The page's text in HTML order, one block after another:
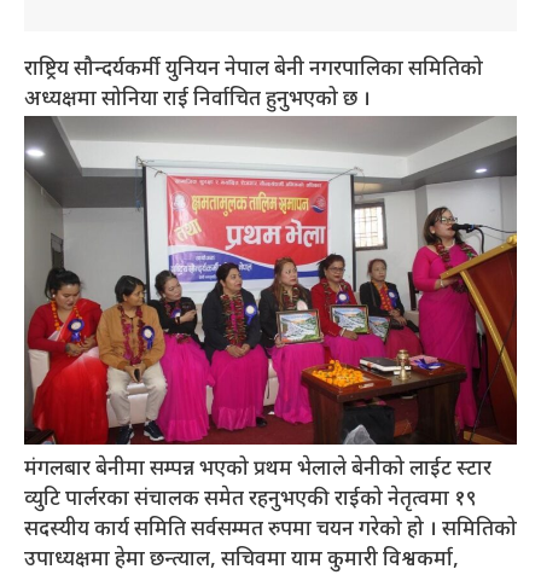
राष्ट्रिय सौन्दर्यकर्मी युनियन नेपाल बेनी नगरपालिका समितिको
अध्यक्षमा सोनिया राई निर्वाचित हुनुभएको छ ।
मंगलबार बेनीमा सम्पन्न भएको प्रथम भेलाले बेनीको लाईट स्टार
व्युटि पार्लरका संचालक समेत रहनुभएकी राईको नेतृत्वमा १९
सदस्यीय कार्य समिति सर्वसम्मत रुपमा चयन गरेको हो । समितिको
उपाध्यक्षमा हेमा छन्त्याल, सचिवमा याम कुमारी विश्वकर्मा,